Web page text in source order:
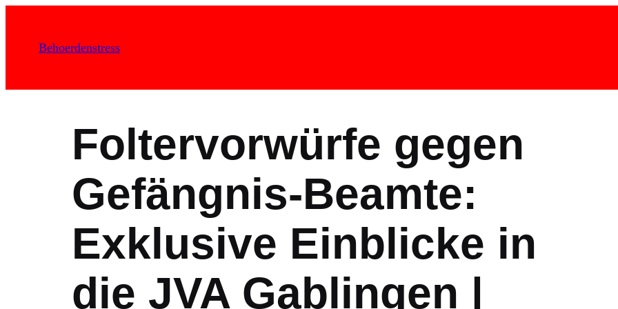
springenBehoerdenstress
Foltervorwürfe gegen
Gefängnis-Beamte:
Exklusive Einblicke in
die JVA Gablingen |